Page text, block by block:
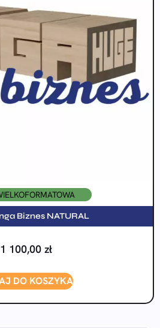
Biznes NATURAL
1 100,00 zł
DO KOSZYKA